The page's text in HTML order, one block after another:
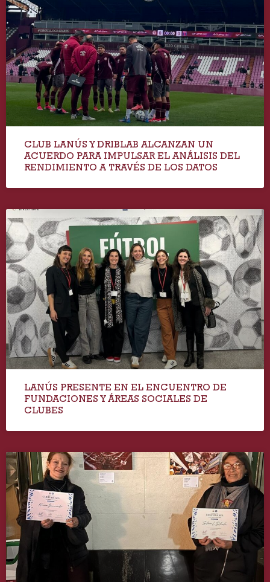
CLUB LANÚS Y DRIBLAB ALCANZAN UN
ACUERDO PARA IMPULSAR EL ANÁLISIS DEL
RENDIMIENTO A TRAVÉS DE LOS DATOS
LANÚS PRESENTE EN EL ENCUENTRO DE
FUNDACIONES Y ÁREAS SOCIALES DE
CLUBES